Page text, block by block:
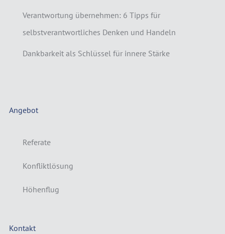
Verantwortung übernehmen: 6 Tipps für
selbstverantwortliches Denken und Handeln
Dankbarkeit als Schlüssel für innere Stärke
Angebot
Referate
Konfliktlösung
Höhenflug
Kontakt